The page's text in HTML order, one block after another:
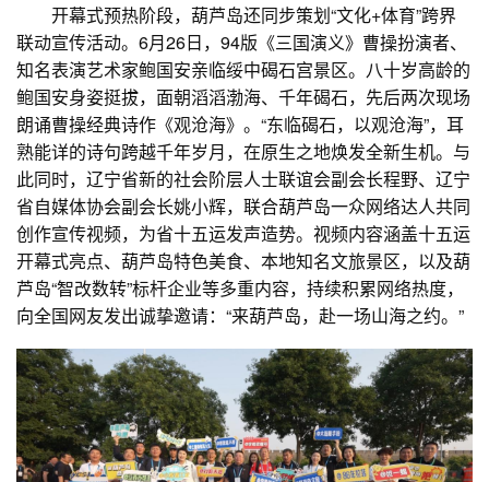
开幕式预热阶段，葫芦岛还同步策划“文化+体育”跨界
联动宣传活动。6月26日，94版《三国演义》曹操扮演者、
知名表演艺术家鲍国安亲临绥中碣石宫景区。八十岁高龄的
鲍国安身姿挺拔，面朝滔滔渤海、千年碣石，先后两次现场
朗诵曹操经典诗作《观沧海》。“东临碣石，以观沧海”，耳
熟能详的诗句跨越千年岁月，在原生之地焕发全新生机。与
此同时，辽宁省新的社会阶层人士联谊会副会长程野、辽宁
省自媒体协会副会长姚小辉，联合葫芦岛一众网络达人共同
创作宣传视频，为省十五运发声造势。视频内容涵盖十五运
开幕式亮点、葫芦岛特色美食、本地知名文旅景区，以及葫
芦岛“智改数转”标杆企业等多重内容，持续积累网络热度，
向全国网友发出诚挚邀请：“来葫芦岛，赴一场山海之约。”